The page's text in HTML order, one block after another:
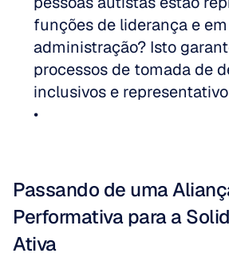
funções de liderança e
administração? Isto
processos de tomada de
inclusivos e
Passando de uma
Performativa para a
Ativa